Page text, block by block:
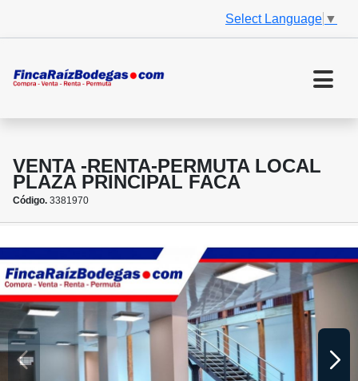
Select Language ▼
VENTA -RENTA-PERMUTA LOCAL
PLAZA PRINCIPAL FACA
Código. 3381970